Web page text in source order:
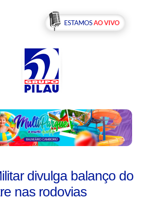
divulga balanço do
nas rodovias